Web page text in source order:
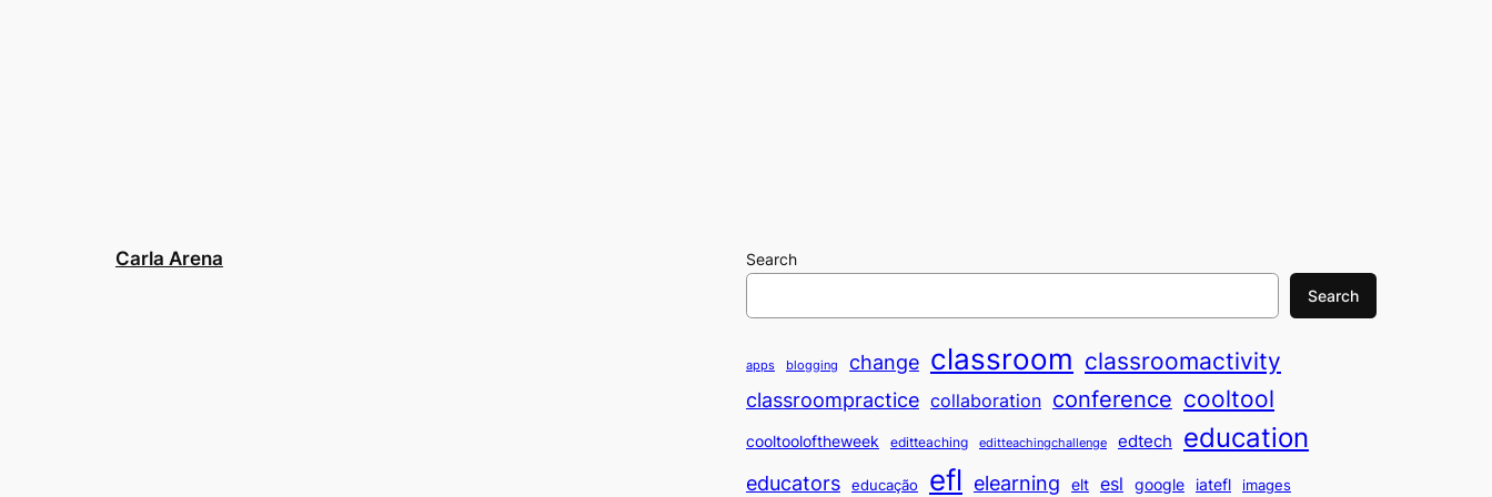
Carla Arena
Search
Search
apps blogging change classroom classroomactivity
classroompractice collaboration conference cooltool
cooltooloftheweek editteaching editteachingchallenge edtech education
educators educação efl elearning elt esl google iatefl images